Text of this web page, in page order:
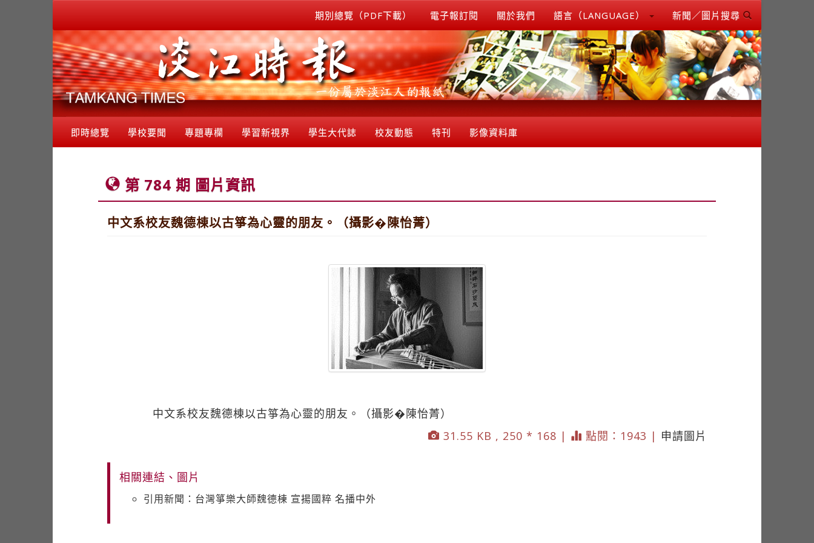
期別總覽（PDF下載） 電子報訂閱 關於我們 語言（LANGUAGE） 新聞／圖片搜尋
即時總覽 學校要聞 專題專欄 學習新視界 學生大代誌 校友動態 特刊 影像資料庫
第 784 期 圖片資訊
中文系校友魏德棟以古箏為心靈的朋友。（攝影�陳怡菁）
中文系校友魏德棟以古箏為心靈的朋友。（攝影�陳怡菁）
31.55 KB , 250 * 168 |
點閱：1943 | 申請圖片
相關連結、圖片
引用新聞：台灣箏樂大師魏德棟 宣揚國粹 名播中外